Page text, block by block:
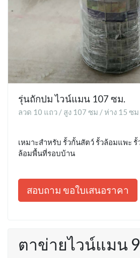
รุ่นถักปม ไวน์แมน 107 ซม.
ลวด 10 แถว / สูง 107 ซม / ห่าง 15 ซม
เหมาะสำหรับ รั้วกั้นสัตว์ รั้วล้อมแพะ
ล้อมพื้นที่รอบบ้าน
สอบถาม ขอใบเสนอราคา
ตาข่ายไวน์แมน